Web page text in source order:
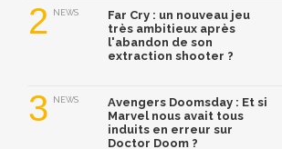
2 NEWS
Far Cry : un nouveau jeu
très ambitieux après
l'abandon de son
extraction shooter ?
3 NEWS
Avengers Doomsday : Et si
Marvel nous avait tous
induits en erreur sur
Doctor Doom ?